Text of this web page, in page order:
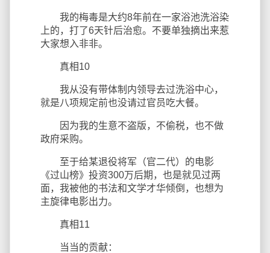
我的梅毒是大约8年前在一家浴池洗浴染
上的，打了6天针后治愈。不要单独摘出来惹
大家想入非非。
真相10
我从没有带体制内领导去过洗浴中心，
就是八项规定前也没请过官员吃大餐。
因为我的生意不盗版，不偷税，也不做
政府采购。
至于给某退役将军（官二代）的电影
《过山榜》投资300万后期，也是就见过两
面，我被他的书法和文学才华倾倒，也想为
主旋律电影出力。
真相11
当当的贡献：